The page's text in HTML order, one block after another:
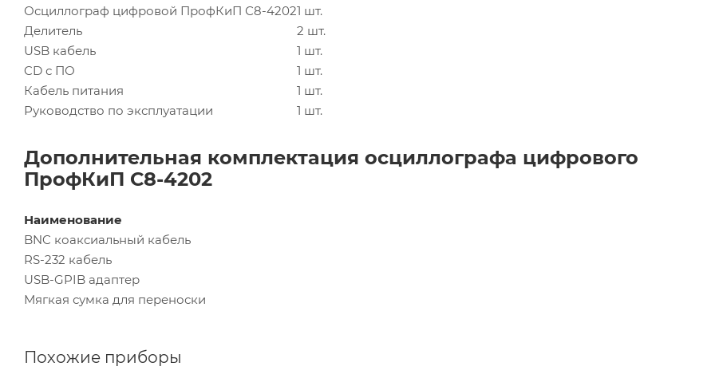
Осциллограф цифровой ПрофКиП С8-42021 шт.
Делитель
2 шт.
USB кабель
1 шт.
CD с ПО
1 шт.
Кабель питания
1 шт.
Руководство по эксплуатации
1 шт.
Дополнительная комплектация осциллографа цифрового
ПрофКиП С8-4202
Наименование
BNC коаксиальный кабель
RS-232 кабель
USB-GPIB адаптер
Мягкая сумка для переноски
Похожие приборы